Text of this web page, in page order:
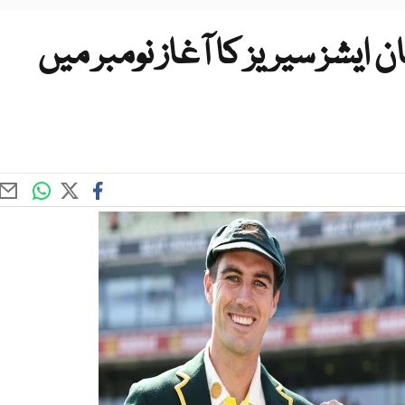
ایشز سیریز کا آغاز نومبر میں